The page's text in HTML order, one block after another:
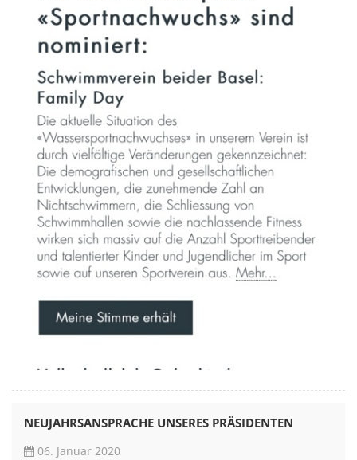
NEUJAHRSANSPRACHE UNSERES PRÄSIDENTEN
06. Januar 2020